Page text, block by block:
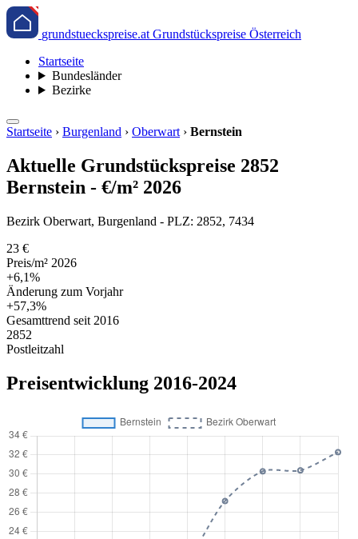
grundstueckspreise.at Grundstückspreise Österreich
Startseite
Bundesländer
Bezirke
Startseite › Burgenland › Oberwart › Bernstein
Aktuelle Grundstückspreise 2852
Bernstein - €/m² 2026
Bezirk Oberwart, Burgenland - PLZ: 2852, 7434
23 €
Preis/m² 2026
+6,1%
Änderung zum Vorjahr
+57,3%
Gesamttrend seit 2016
2852
Postleitzahl
Preisentwicklung 2016-2024